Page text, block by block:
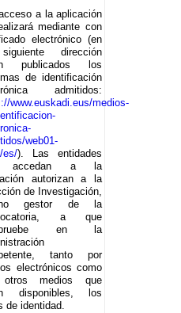
a la aplicación
mediante con
electrónico (en
dirección
publicados los
de identificación
admitidos:
www.euskadi.eus/medios-
web01-
es/). Las entidades
accedan a la
autorizan a la
de Investigación,
gestor de la
a que
en la
tanto por
electrónicos como
medios que
disponibles, los
de identidad.